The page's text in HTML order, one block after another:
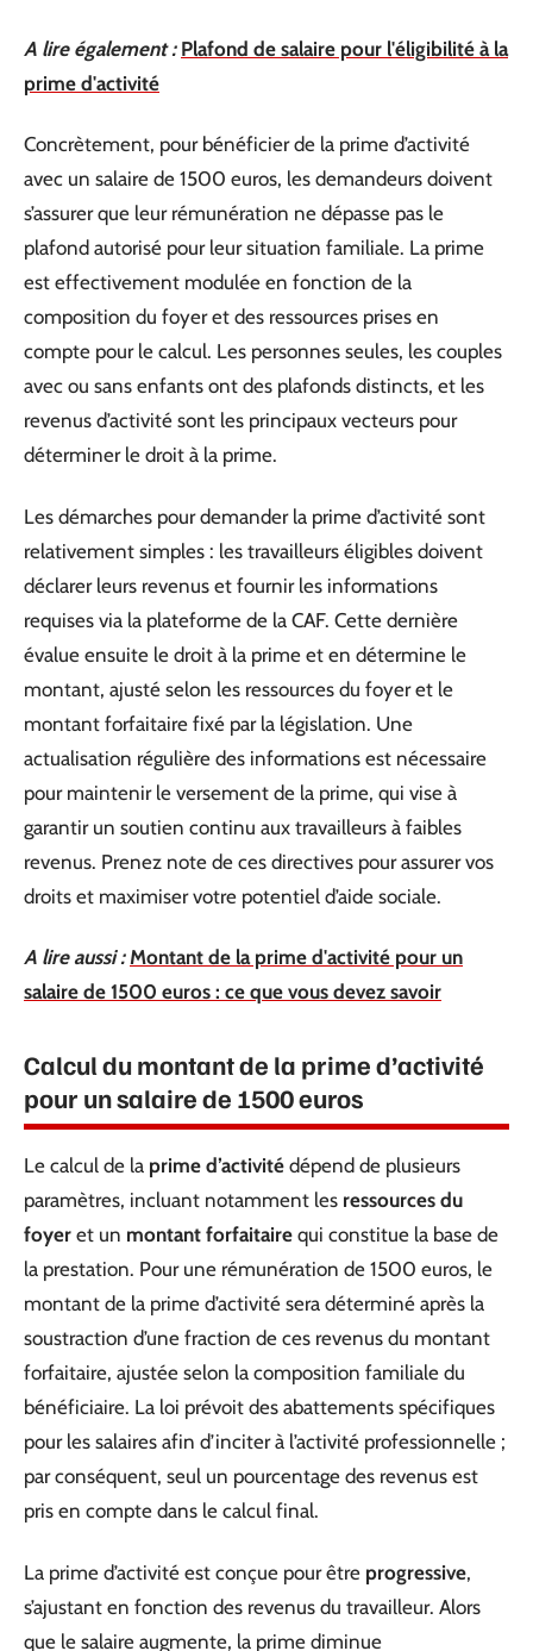
A lire également : Plafond de salaire pour l'éligibilité à la
prime d'activité
Concrètement, pour bénéficier de la prime d’activité
avec un salaire de 1500 euros, les demandeurs doivent
s’assurer que leur rémunération ne dépasse pas le
plafond autorisé pour leur situation familiale. La prime
est effectivement modulée en fonction de la
composition du foyer et des ressources prises en
compte pour le calcul. Les personnes seules, les couples
avec ou sans enfants ont des plafonds distincts, et les
revenus d’activité sont les principaux vecteurs pour
déterminer le droit à la prime.
Les démarches pour demander la prime d’activité sont
relativement simples : les travailleurs éligibles doivent
déclarer leurs revenus et fournir les informations
requises via la plateforme de la CAF. Cette dernière
évalue ensuite le droit à la prime et en détermine le
montant, ajusté selon les ressources du foyer et le
montant forfaitaire fixé par la législation. Une
actualisation régulière des informations est nécessaire
pour maintenir le versement de la prime, qui vise à
garantir un soutien continu aux travailleurs à faibles
revenus. Prenez note de ces directives pour assurer vos
droits et maximiser votre potentiel d’aide sociale.
A lire aussi : Montant de la prime d'activité pour un
salaire de 1500 euros : ce que vous devez savoir
Calcul du montant de la prime d’activité
pour un salaire de 1500 euros
Le calcul de la prime d’activité dépend de plusieurs
paramètres, incluant notamment les ressources du
foyer et un montant forfaitaire qui constitue la base de
la prestation. Pour une rémunération de 1500 euros, le
montant de la prime d’activité sera déterminé après la
soustraction d’une fraction de ces revenus du montant
forfaitaire, ajustée selon la composition familiale du
bénéficiaire. La loi prévoit des abattements spécifiques
pour les salaires afin d’inciter à l’activité professionnelle ;
par conséquent, seul un pourcentage des revenus est
pris en compte dans le calcul final.
La prime d’activité est conçue pour être progressive,
s’ajustant en fonction des revenus du travailleur. Alors
que le salaire augmente, la prime diminue